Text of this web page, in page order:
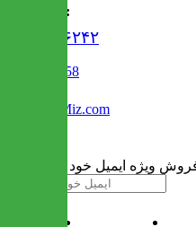
تماس با ما :
۰۲۱۹۱۳۰۶۲۴۲
02122509458
Info@IranMiz.com
ویژه ایمیل خود را وارد کنید